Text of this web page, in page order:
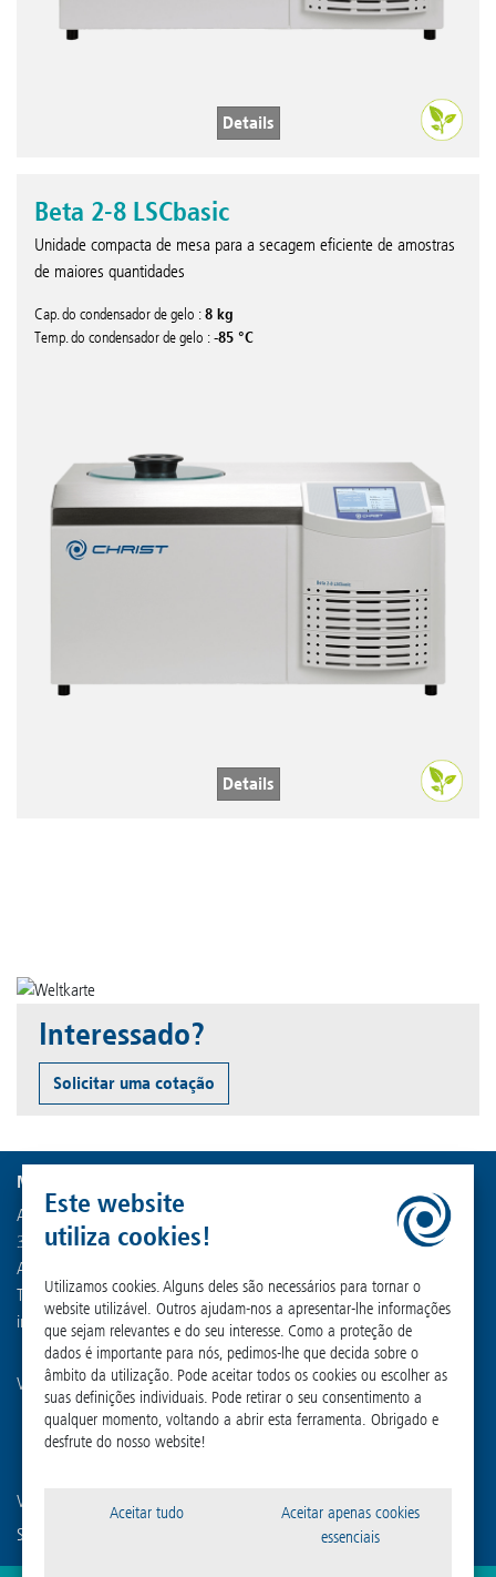
Details
Beta 2-8 LSCbasic
Unidade compacta de mesa para a secagem eficiente de amostras
de maiores quantidades
Cap. do condensador de gelo :8 kg
Temp. do condensador de gelo :-85 °C
Details
Interessado?
Solicitar uma cotação
Martin Christ Gefriertrocknungsanlagen GmbH
An der Unteren Söse 50
37520 Osterode am Harz
Alemanha
Tel. +49 (0) 55 22 50 07-0
info
martinchrist.de
Visite nossos outros canais:
Você está familiarizado com nossas empresas afiliadas?
Sigma Laborzentrifugen GmbH
Este website
utiliza cookies!
Utilizamos cookies. Alguns deles são necessários para tornar o
website utilizável. Outros ajudam-nos a apresentar-lhe informações
que sejam relevantes e do seu interesse. Como a proteção de
dados é importante para nós, pedimos-lhe que decida sobre o
âmbito da utilização. Pode aceitar todos os cookies ou escolher as
suas definições individuais. Pode retirar o seu consentimento a
qualquer momento, voltando a abrir esta ferramenta. Obrigado e
desfrute do nosso website!
Aceitar tudo
Aceitar apenas cookies
essenciais